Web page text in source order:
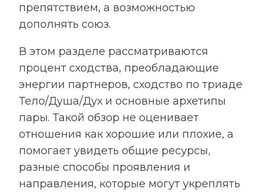
препятствием, а возможностью
дополнять союз.
В этом разделе рассматриваются
процент сходства, преобладающие
энергии партнеров, сходство по триаде
Тело/Душа/Дух и основные архетипы
пары. Такой обзор не оценивает
отношения как хорошие или плохие, а
помогает увидеть общие ресурсы,
разные способы проявления и
направления, которые могут укреплять